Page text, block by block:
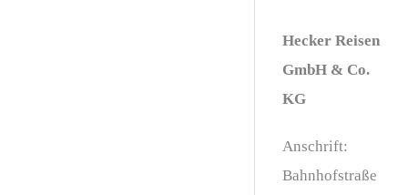
Hecker Reisen
GmbH & Co.
KG
Anschrift:
Bahnhofstraße